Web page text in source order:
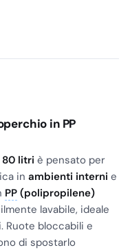
in PP
litri è pensato per
in ambienti interni e
PP (polipropilene)
lavabile, ideale
Ruote bloccabili e
di spostarlo